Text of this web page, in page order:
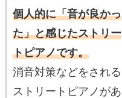
個人的に「音が良かっ
た」と感じたストリー
トピアノです。
消音対策などをされる
ストリートピアノがあ